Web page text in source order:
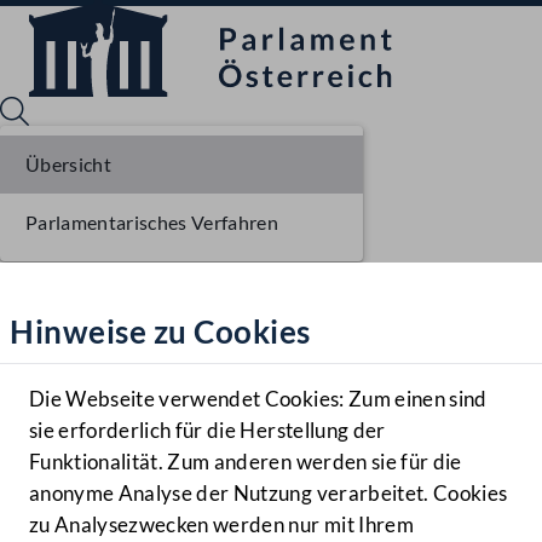
Hilfe
Benutzer
Navigationsmenü öffnen
MENÜ
Hinweise zu Cookies
Die Webseite verwendet Cookies: Zum einen sind
sie erforderlich für die Herstellung der
Funktionalität. Zum anderen werden sie für die
anonyme Analyse der Nutzung verarbeitet. Cookies
zu Analysezwecken werden nur mit Ihrem
Übersicht
Parlamentarisches Verfahren